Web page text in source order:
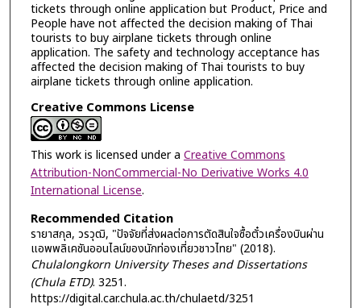
tickets through online application but Product, Price and
People have not affected the decision making of Thai
tourists to buy airplane tickets through online
application. The safety and technology acceptance has
affected the decision making of Thai tourists to buy
airplane tickets through online application.
Creative Commons License
This work is licensed under a Creative Commons
Attribution-NonCommercial-No Derivative Works 4.0
International License.
Recommended Citation
รายาสกุล, วรวุฒิ, "ปัจจัยที่ส่งผลต่อการตัดสินใจซื้อตั๋วเครื่องบินผ่าน
แอพพลิเคชันออนไลน์ของนักท่องเที่ยวชาวไทย" (2018).
Chulalongkorn University Theses and Dissertations
(Chula ETD). 3251.
https://digital.car.chula.ac.th/chulaetd/3251